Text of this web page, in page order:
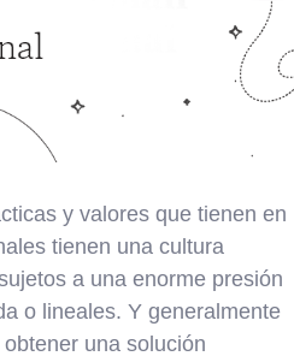
y valores que tienen en
tienen una cultura
a una enorme presión
o lineales. Y generalmente
una solución